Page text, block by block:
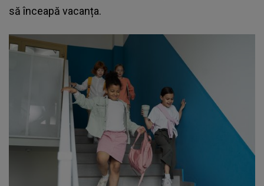
să înceapă vacanța.